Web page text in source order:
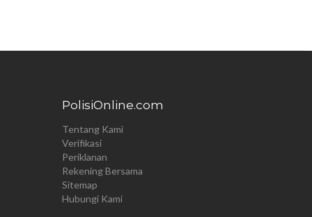
PolisiOnline.com
Tentang Kami
Verifikasi
Periklanan
Rekening Bersama
Sitemap
Hubungi Kami